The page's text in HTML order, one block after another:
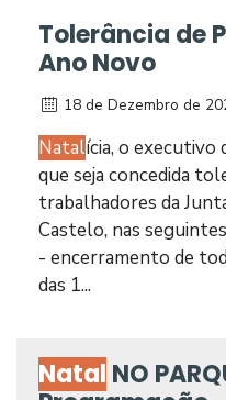
Tolerância de
Ano Novo
18 de Dezembro de
Natalícia, o executivo
que seja concedida
trabalhadores da
Castelo, nas
- encerramento de
das 1...
Natal NO